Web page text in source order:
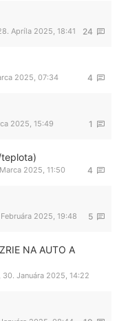
24
Apríla 2025, 18:41
4
2025, 07:34
1
2025, 15:49
4
2025, 11:50
5
2025, 19:48
NA AUTO A
30. Januára 2025, 14:22